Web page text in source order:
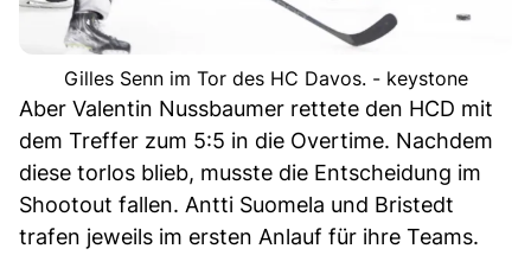
Gilles Senn im Tor des HC Davos. - keystone
Aber Valentin Nussbaumer rettete den HCD mit
dem Treffer zum 5:5 in die Overtime. Nachdem
diese torlos blieb, musste die Entscheidung im
Shootout fallen. Antti Suomela und Bristedt
trafen jeweils im ersten Anlauf für ihre Teams.